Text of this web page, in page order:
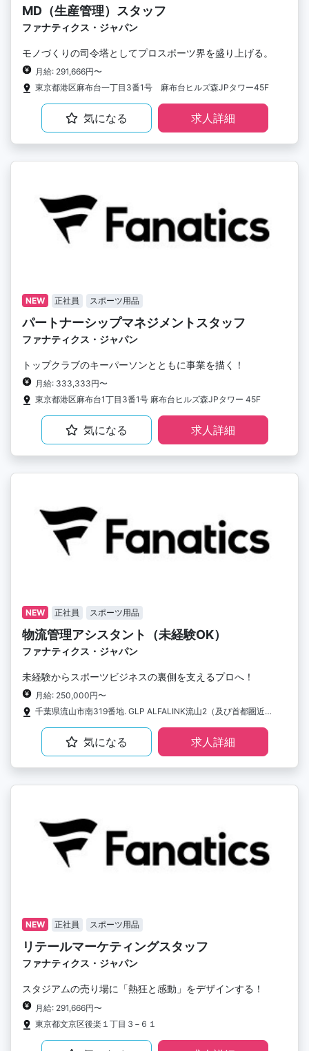
MD（生産管理）スタッフ
ファナティクス・ジャパン
モノづくりの司令塔としてプロスポーツ界を盛り上げる。
月給: 291,666円〜
東京都港区麻布台一丁目3番1号 麻布台ヒルズ森JPタワー45F
気になる 求人詳細
NEW 正社員 スポーツ用品
パートナーシップマネジメントスタッフ
ファナティクス・ジャパン
トップクラブのキーパーソンとともに事業を描く！
月給: 333,333円〜
東京都港区麻布台1丁目3番1号 麻布台ヒルズ森JPタワー 45F
気になる 求人詳細
NEW 正社員 スポーツ用品
物流管理アシスタント（未経験OK）
ファナティクス・ジャパン
未経験からスポーツビジネスの裏側を支えるプロへ！
月給: 250,000円〜
千葉県流山市南319番地. GLP ALFALINK流山2（及び首都圏近郊の物流センター）
気になる 求人詳細
NEW 正社員 スポーツ用品
リテールマーケティングスタッフ
ファナティクス・ジャパン
スタジアムの売り場に「熱狂と感動」をデザインする！
月給: 291,666円〜
東京都文京区後楽１丁目３−６１